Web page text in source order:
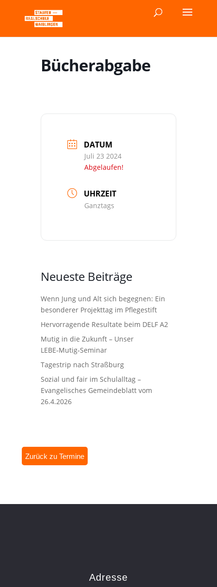
Bücherabgabe
DATUM
Juli 23 2024
Abgelaufen!
UHRZEIT
Ganztags
Neueste Beiträge
Wenn Jung und Alt sich begegnen: Ein
besonderer Projekttag im Pflegestift
Hervorragende Resultate beim DELF A2
Mutig in die Zukunft – Unser
LEBE‑Mutig‑Seminar
Tagestrip nach Straßburg
Sozial und fair im Schulalltag –
Evangelisches Gemeindeblatt vom
26.4.2026
Zurück zu Termine
Adresse